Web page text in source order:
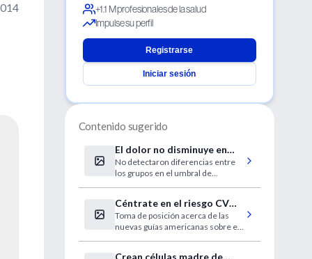
+1.1 M profesionales de la salud
Impulse su perfil
Registrarse
Iniciar sesión
Contenido sugerido
El dolor no disminuye en
pacientes con Alzheimer
No detectaron diferencias entre
los grupos en el umbral de
Céntrate en el riesgo CV
antes que en las cifras de
colesterol
Toma de posición acerca de las
nuevas guías americanas sobre el
Crean células madre de